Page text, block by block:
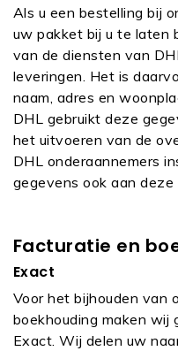
Als u een bestelling bij
uw pakket bij u te laten
van de diensten van
leveringen. Het is
naam, adres en
DHL gebruikt deze
het uitvoeren van de
DHL onderaannemers
gegevens ook aan
Facturatie en
Exact
Voor het bijhouden van
boekhouding maken wij
Exact. Wij delen uw